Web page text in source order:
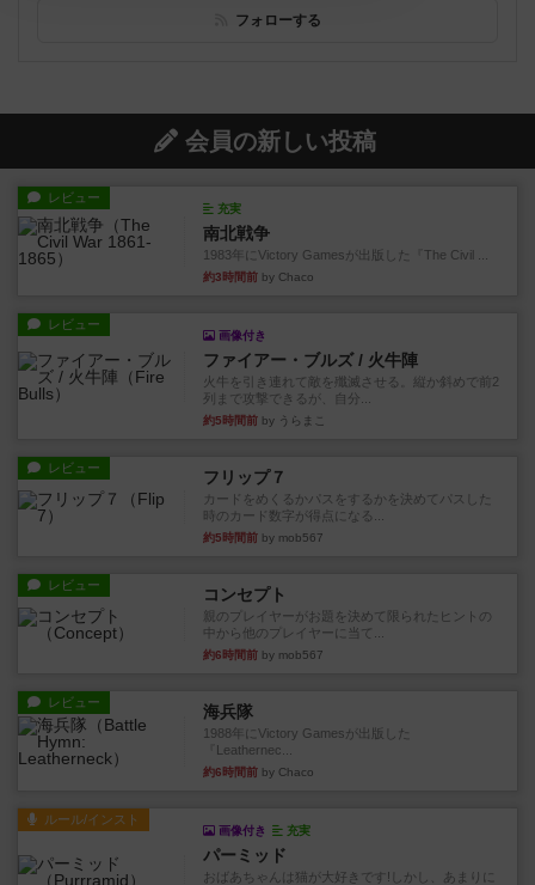
フォローする
会員の新しい投稿
レビュー
充実
南北戦争
1983年にVictory Gamesが出版した『The Civil ...
約3時間前 by Chaco
レビュー
画像付き
ファイアー・ブルズ / 火牛陣
火牛を引き連れて敵を殲滅させる。縦か斜めで前2
列まで攻撃できるが、自分...
約5時間前 by うらまこ
レビュー フリップ７
カードをめくるかパスをするかを決めてパスした
時のカード数字が得点になる...
約5時間前 by mob567
レビュー コンセプト
親のプレイヤーがお題を決めて限られたヒントの
中から他のプレイヤーに当て...
約6時間前 by mob567
レビュー 海兵隊
1988年にVictory Gamesが出版した
『Leathernec...
約6時間前 by Chaco
ルール/インスト
画像付き 充実
パーミッド
おばあちゃんは猫が大好きです!しかし、あまりに